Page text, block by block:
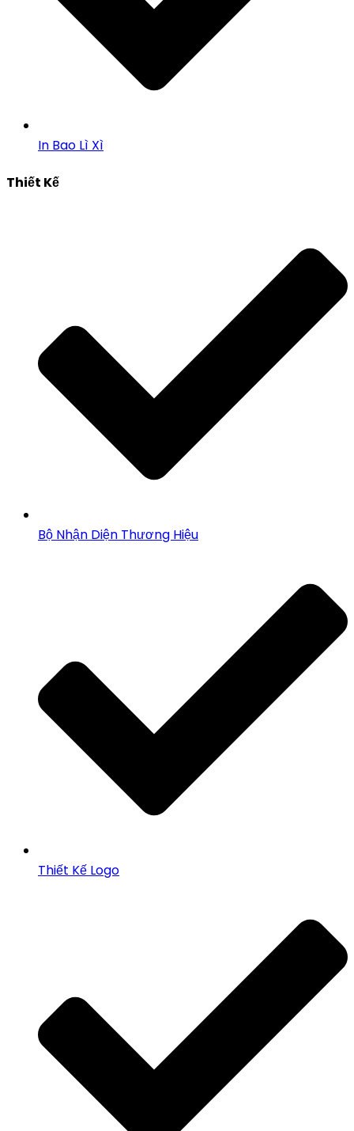
In Bao Lì Xì
Thiết Kế
Bộ Nhận Diện Thương Hiệu
Thiết Kế Logo